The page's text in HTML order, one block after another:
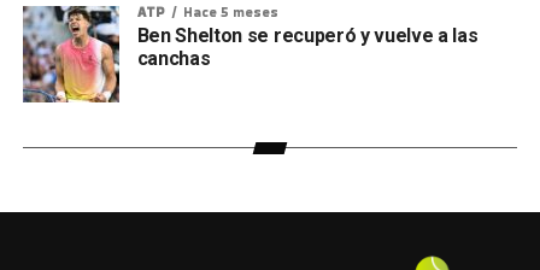
ATP Hace 5 meses
Ben Shelton se recuperó y vuelve a las
canchas